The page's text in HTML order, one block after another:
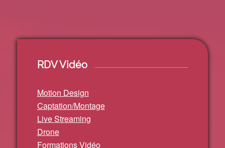
RDV Vidéo
Motion Design
Captation/Montage
Live Streaming
Drone
Formations Vidéo